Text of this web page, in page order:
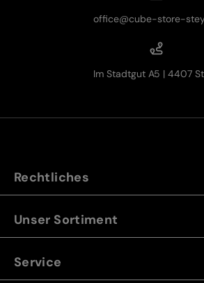
office@cube-store-
Im Stadtgut A5 | 4407
Rechtliches
Unser Sortiment
Service